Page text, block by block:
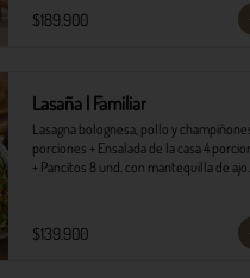
​- 4 Codillos de cerdo​
- Risoni (Cantidad ideal para 4 personas)​
*Ver Instrucciones de preparación en
$189.900
Lasaña | Familiar
Lasagna bolognesa, pollo y
porciones + Ensalada de la casa 4
+ Pancitos 8 und. con mantequilla de ajo.
$139.900